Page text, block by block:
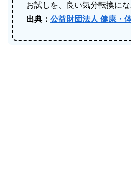
お試しを、良い気分転換にな
出典： 公益財団法人 健康・